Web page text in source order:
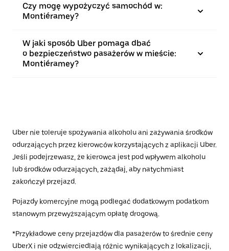
Czy mogę wypożyczyć samochód w:
Montiéramey?
W jaki sposób Uber pomaga dbać
o bezpieczeństwo pasażerów w mieście:
Montiéramey?
Uber nie toleruje spożywania alkoholu ani zażywania środków
odurzających przez kierowców korzystających z aplikacji Uber.
Jeśli podejrzewasz, że kierowca jest pod wpływem alkoholu
lub środków odurzających, zażądaj, aby natychmiast
zakończył przejazd.
Pojazdy komercyjne mogą podlegać dodatkowym podatkom
stanowym przewyższającym opłatę drogową.
*Przykładowe ceny przejazdów dla pasażerów to średnie ceny
UberX i nie odzwierciedlają różnic wynikających z lokalizacji,